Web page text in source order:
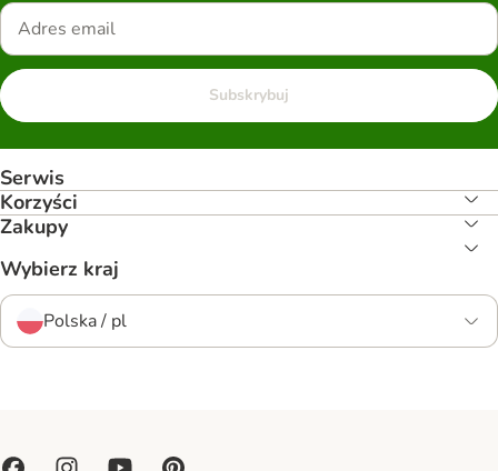
Subskrybuj
Serwis
Korzyści
Zakupy
Wybierz kraj
Polska / pl